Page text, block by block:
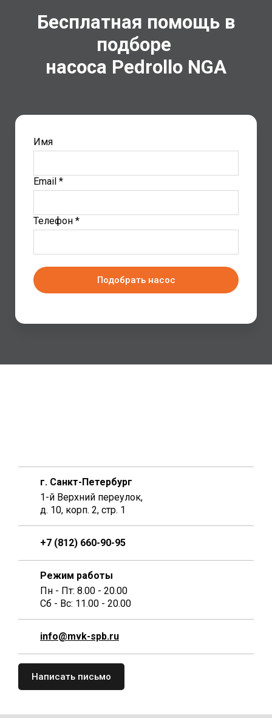
Бесплатная помощь в
подборе
насоса Pedrollo NGA
Имя
Email *
Телефон *
Подобрать насос
г. Санкт-Петербург
1-й Верхний переулок,
д. 10, корп. 2, стр. 1
+7 (812) 660-90-95
Режим работы
Пн - Пт: 8.00 - 20.00
Сб - Вс: 11.00 - 20.00
info@mvk-spb.ru
Написать письмо